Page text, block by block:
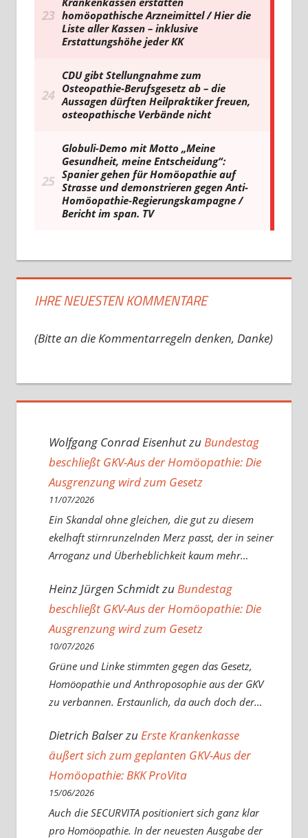
IHRE NEUESTEN KOMMENTARE
(Bitte an die Kommentarregeln denken, Danke)
Wolfgang Conrad Eisenhutzu Bundestag
beschließt GKV-Aus der Homöopathie: Die
Ausgrenzung wird zum Gesetz
11/07/2026
Ein Skandal ohne gleichen, die gut zu diesem
ekelhaft stirnrunzelnden Merz passt, der in seiner
Arroganz und Überheblichkeit kaum mehr…
Heinz Jürgen SchmidtzuBundestag
beschließt GKV-Aus der Homöopathie: Die
Ausgrenzung wird zum Gesetz
10/07/2026
Grüne und Linke stimmten gegen das Gesetz,
Homöopathie und Anthroposophie aus der GKV
zu verbannen. Erstaunlich, da auch doch der…
Dietrich BalserzuErste Krankenkasse
äußert sich zum geplanten GKV-Aus der
Homöopathie: BKK ProVita
15/06/2026
Auch die SECURVITA positioniert sich ganz klar
pro Homöopathie. In der neuesten Ausgabe der